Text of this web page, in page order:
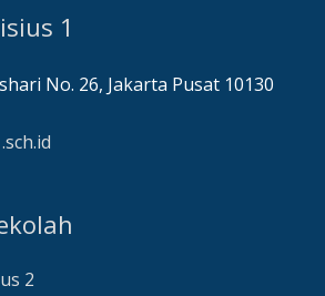
1
No. 26, Jakarta Pusat 10130
2